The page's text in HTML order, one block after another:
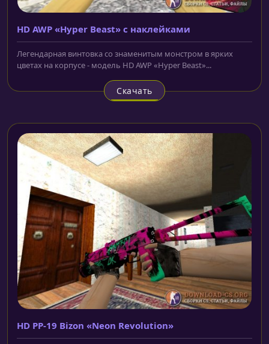
HD AWP «Hyper Beast» с наклейками
Легендарная винтовка со знаменитым монстром в ярких
цветах на корпусе - модель HD AWP «Hyper Beast»...
Скачать
HD PP-19 Bizon «Neon Revolution»